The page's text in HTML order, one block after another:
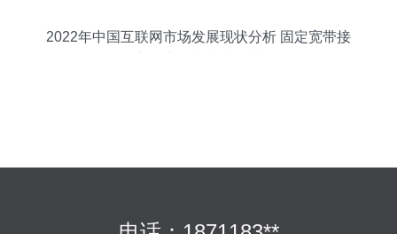
2022年中国互联网市场发展现状分析 固定宽带接